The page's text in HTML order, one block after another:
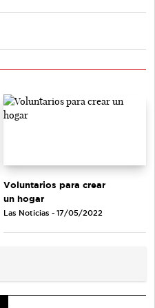
Voluntarios para crear
un hogar
Las Noticias - 17/05/2022